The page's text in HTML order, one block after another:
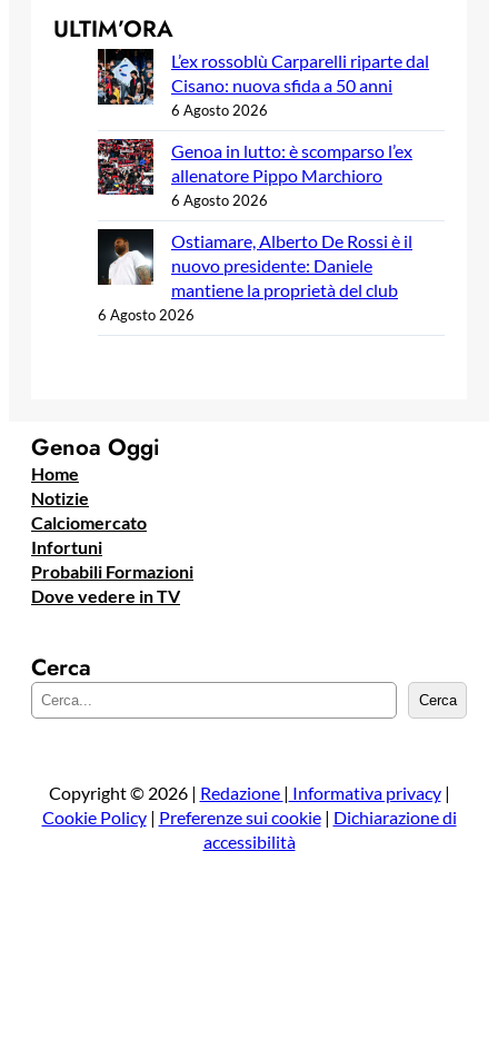
ULTIM’ORA
L’ex rossoblù Carparelli riparte dal
Cisano: nuova sfida a 50 anni
6 Agosto 2026
Genoa in lutto: è scomparso l’ex
allenatore Pippo Marchioro
6 Agosto 2026
Ostiamare, Alberto De Rossi è il
nuovo presidente: Daniele
mantiene la proprietà del club
6 Agosto 2026
Genoa Oggi
Home
Notizie
Calciomercato
Infortuni
Probabili Formazioni
Dove vedere in TV
Cerca
e
a
Cerca
Copyright © 2026 | Redazione | Informativa privacy|
Cookie Policy| Preferenze sui cookie| Dichiarazione di
accessibilità